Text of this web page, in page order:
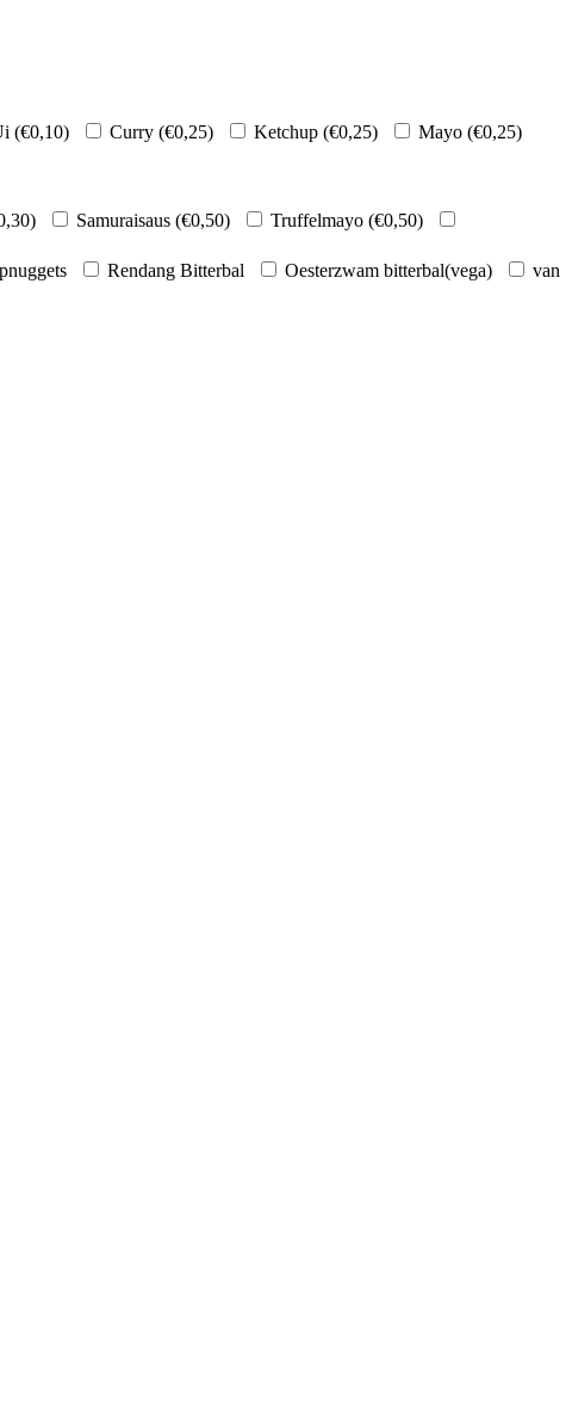
(€0,10) Curry (€0,25) Ketchup (€0,25) Mayo (€0,25)
) Samuraisaus (€0,50) Truffelmayo (€0,50)
Rendang Bitterbal Oesterzwam bitterbal(vega)
van